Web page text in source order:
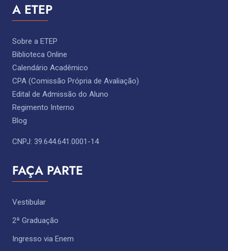
A ETEP
Sobre a ETEP
Biblioteca Online
Calendário Acadêmico
CPA (Comissão Própria de Avaliação)
Edital de Admissão do Aluno
Regimento Interno
Blog
CNPJ: 39.644.641.0001-14
FAÇA PARTE
Vestibular
2ª Graduação
Ingresso via Enem